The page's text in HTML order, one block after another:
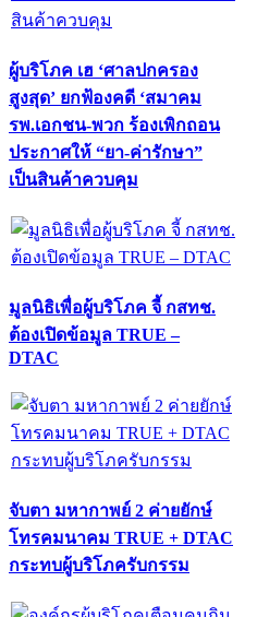
ผู้บริโภค เฮ ‘ศาลปกครอง
สูงสุด’ ยกฟ้องคดี ‘สมาคม
รพ.เอกชน-พวก ร้องเพิกถอน
ประกาศให้ “ยา-ค่ารักษา”
เป็นสินค้าควบคุม
มูลนิธิเพื่อผู้บริโภค จี้ กสทช.
ต้องเปิดข้อมูล TRUE –
DTAC
จับตา มหากาพย์ 2 ค่ายยักษ์
โทรคมนาคม TRUE + DTAC
กระทบผู้บริโภครับกรรม